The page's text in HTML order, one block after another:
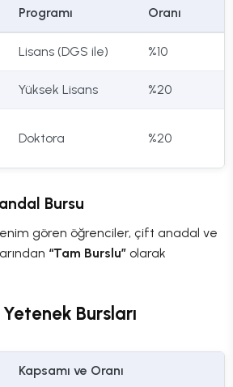
Programı
Oranı
Lisans (DGS ile) %10
Yüksek Lisans %20
Doktora %20
Bursu
gören öğrenciler, çift anadal ve
“Tam Burslu”olarak
Bursları
Kapsamı ve Oranı